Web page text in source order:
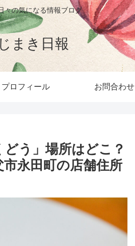
々の気になる情報ブログ
まき日報
プロフィール お問合わせ
う」場所はどこ？
永田町の店舗住所